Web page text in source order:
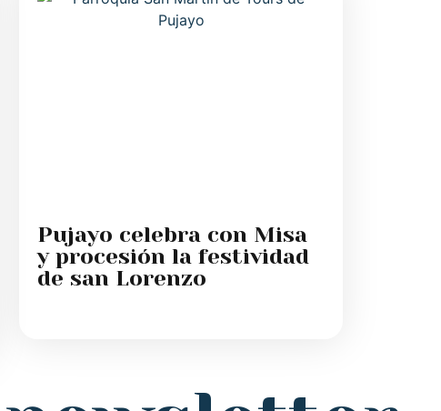
Pujayo celebra con Misa
y procesión la festividad
de san Lorenzo